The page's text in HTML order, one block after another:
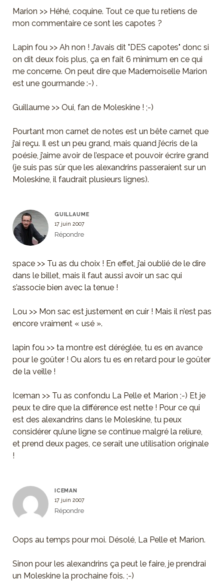
Marion >> Héhé, coquine. Tout ce que tu retiens de
mon commentaire ce sont les capotes ?
Lapin fou >> Ah non ! J’avais dit "DES capotes" donc si
on dit deux fois plus, ça en fait 6 minimum en ce qui
me concerne. On peut dire que Mademoiselle Marion
est une gourmande :-) .
Guillaume >> Oui, fan de Moleskine ! ;-)
Pourtant mon carnet de notes est un bête carnet que
j’ai reçu. Il est un peu grand, mais quand j’écris de la
poésie, j’aime avoir de l’espace et pouvoir écrire grand
(je suis pas sûr que les alexandrins passeraient sur un
Moleskine, il faudrait plusieurs lignes).
GUILLAUME
17 juin 2007
Répondre
space >> Tu as du choix ! En effet, j’ai oublié de le dire
dans le billet, mais il faut aussi avoir un sac qui
s’associe bien avec la tenue !
Lou >> Mon sac est justement en cuir ! Mais il n’est pas
encore vraiment « usé ».
lapin fou >> ta montre est déréglée, tu es en avance
pour le goûter ! Ou alors tu es en retard pour le goûter
de la veille !
Iceman >> Tu as confondu La Pelle et Marion ;-) Et je
peux te dire que la différence est nette ! Pour ce qui
est des alexandrins dans le Moleskine, tu peux
considérer qu’une ligne se continue malgré la reliure,
et prend deux pages, ce serait une utilisation originale
!
ICEMAN
17 juin 2007
Répondre
Oops au temps pour moi. Désolé, La Pelle et Marion.
Sinon pour les alexandrins ça peut le faire, je prendrai
un Moleskine la prochaine fois. ;-)